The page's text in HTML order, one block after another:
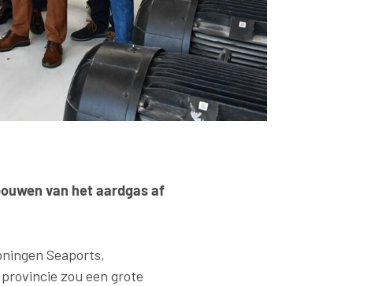
van het aardgas af
Seaports,
zou een grote